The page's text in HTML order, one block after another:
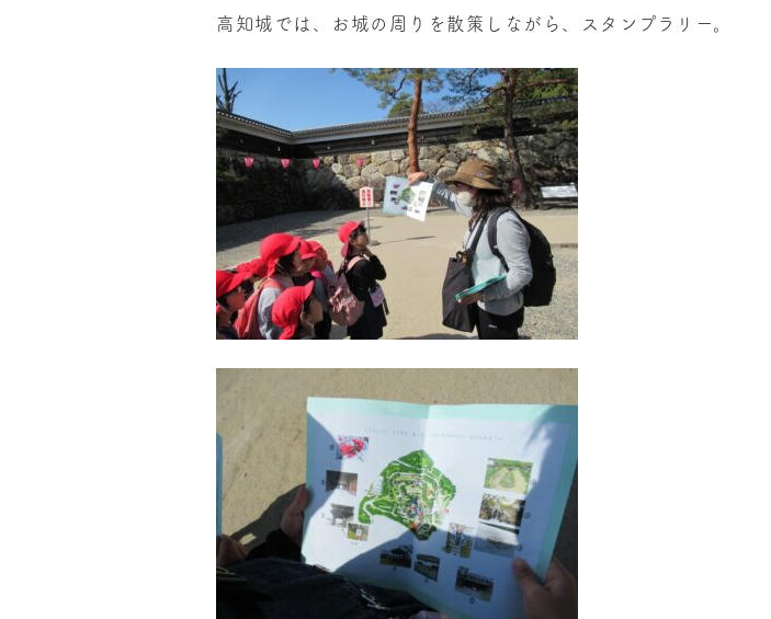
高知城では、お城の周りを散策しながら、スタンプラリー。